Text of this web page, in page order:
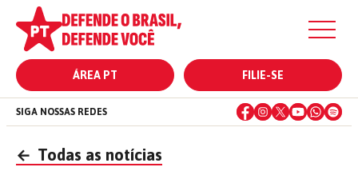
ÁREA PT FILIE-SE
SIGA NOSSAS REDES
← Todas as notícias